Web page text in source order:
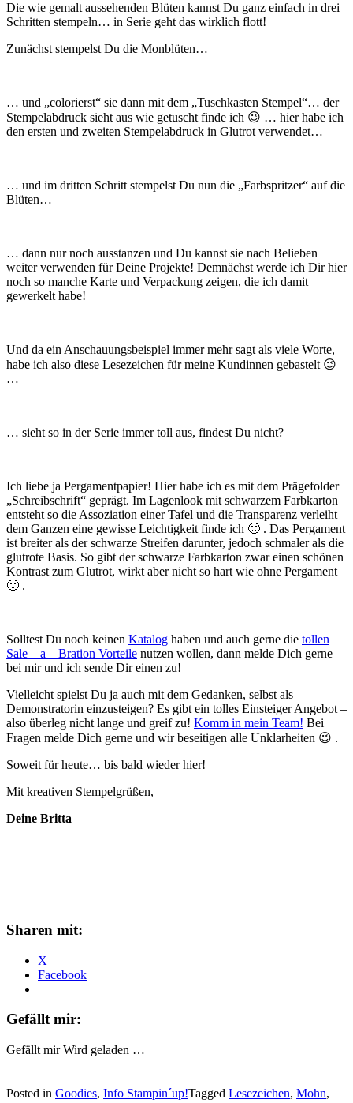
Die wie gemalt aussehenden Blüten kannst Du ganz einfach in drei
Schritten stempeln… in Serie geht das wirklich flott!
Zunächst stempelst Du die Monblüten…
… und „colorierst“ sie dann mit dem „Tuschkasten Stempel“… der
Stempelabdruck sieht aus wie getuscht finde ich 😉 … hier habe ich
den ersten und zweiten Stempelabdruck in Glutrot verwendet…
… und im dritten Schritt stempelst Du nun die „Farbspritzer“ auf die
Blüten…
… dann nur noch ausstanzen und Du kannst sie nach Belieben
weiter verwenden für Deine Projekte! Demnächst werde ich Dir hier
noch so manche Karte und Verpackung zeigen, die ich damit
gewerkelt habe!
Und da ein Anschauungsbeispiel immer mehr sagt als viele Worte,
habe ich also diese Lesezeichen für meine Kundinnen gebastelt 😉
…
… sieht so in der Serie immer toll aus, findest Du nicht?
Ich liebe ja Pergamentpapier! Hier habe ich es mit dem Prägefolder
„Schreibschrift“ geprägt. Im Lagenlook mit schwarzem Farbkarton
entsteht so die Assoziation einer Tafel und die Transparenz verleiht
dem Ganzen eine gewisse Leichtigkeit finde ich 🙂 . Das Pergament
ist breiter als der schwarze Streifen darunter, jedoch schmaler als die
glutrote Basis. So gibt der schwarze Farbkarton zwar einen schönen
Kontrast zum Glutrot, wirkt aber nicht so hart wie ohne Pergament
🙂 .
Solltest Du noch keinen Katalog haben und auch gerne die tollen
Sale – a – Bration Vorteile nutzen wollen, dann melde Dich gerne
bei mir und ich sende Dir einen zu!
Vielleicht spielst Du ja auch mit dem Gedanken, selbst als
Demonstratorin einzusteigen? Es gibt ein tolles Einsteiger Angebot –
also überleg nicht lange und greif zu! Komm in mein Team! Bei
Fragen melde Dich gerne und wir beseitigen alle Unklarheiten 😉 .
Soweit für heute… bis bald wieder hier!
Mit kreativen Stempelgrüßen,
Deine Britta
Sharen mit:
X
Facebook
Gefällt mir:
Gefällt mir Wird geladen …
Posted in Goodies, Info Stampin´up!Tagged Lesezeichen, Mohn,